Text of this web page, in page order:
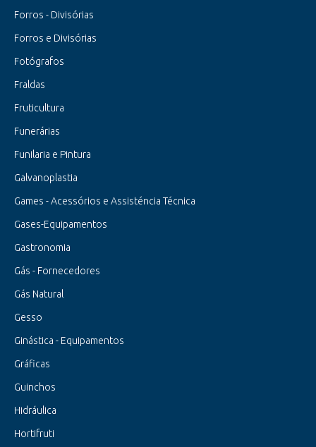
Forros - Divisórias
Forros e Divisórias
Fotógrafos
Fraldas
Fruticultura
Funerárias
Funilaria e Pintura
Galvanoplastia
Games - Acessórios e Assisténcia Técnica
Gases-Equipamentos
Gastronomia
Gás - Fornecedores
Gás Natural
Gesso
Ginástica - Equipamentos
Gráficas
Guinchos
Hidráulica
Hortifruti